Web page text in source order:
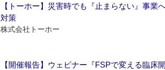
【トーホー】災害時でも『止まらない』事
対策
株式会社トーホー
【開催報告】ウェビナー『FSPで変える臨床